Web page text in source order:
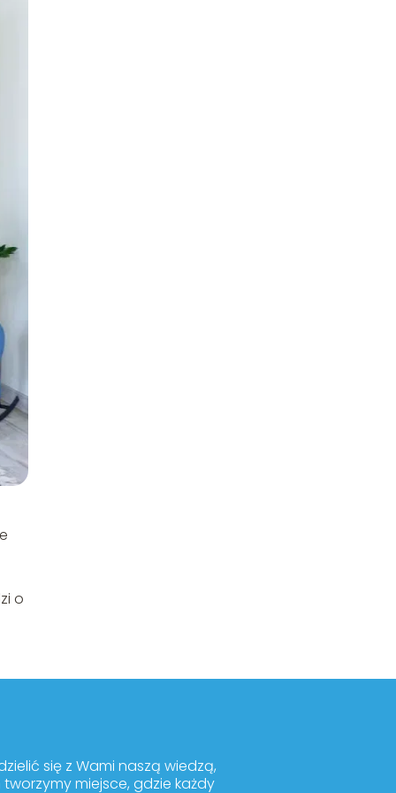
o
się z Wami naszą wiedzą,
miejsce, gdzie każdy